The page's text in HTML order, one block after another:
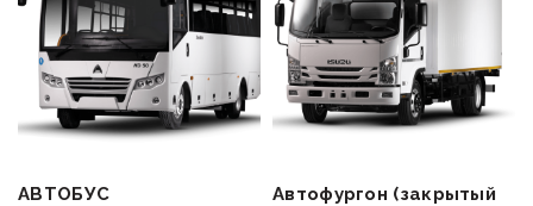
АВТОБУС
Автофургон (закрытый